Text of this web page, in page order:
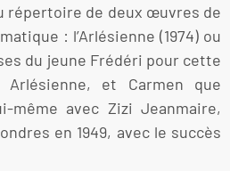
répertoire de deux œuvres de
: l’Arlésienne (1974) ou
du jeune Frédéri pour cette
et Carmen que
même avec Zizi Jeanmaire,
en 1949, avec le succès